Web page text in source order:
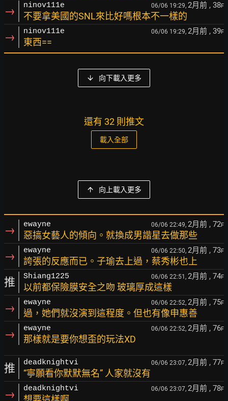
→ ninov111e 06/06 19:29, 2月前 , 38F
不要拿美國的SNL來比好嗎根本不一樣的
→ ninov111e 06/06 19:29, 2月前 , 39F
東西==
向下載入更多
還有 32 則推文
載入全部
向上載入更多
→ ewayne 06/06 22:49, 2月前 , 72F
惡搞女藝人的傾向。就換成男諧星去做那些
→ ewayne 06/06 22:50, 2月前 , 73F
誇張的反應而已。子瑜去上過，蔡秀彬也上
推 Shiang1225 06/06 22:51, 2月前 , 74F
以前都保險膜安全之吻 玻璃厚成這樣
→ ewayne 06/06 22:52, 2月前 , 75F
過，她們就沒演到這程度。但也有像申惠善
→ ewayne 06/06 22:52, 2月前 , 76F
那樣就是要你想歪的玩法XD
推 deadknightvi 06/06 23:07, 2月前 , 77F
“寧願看你默默無名” 人家就沒有
→ deadknightvi 06/06 23:07, 2月前 , 78F